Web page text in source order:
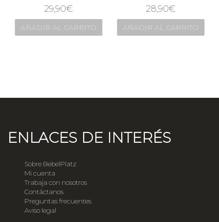
29,90€
AÑADIR AL CARRITO
28,90€
AÑADIR AL CARRITO
ENLACES DE INTERÉS
Sobre BebelPlatz
Mi cuenta
Trabaja con nosotros
Contáctanos
Preguntas frecuentes
Aviso legal